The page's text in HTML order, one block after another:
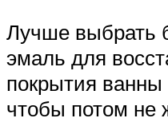
Лучше выбрать
эмаль для
покрытия
чтобы потом не